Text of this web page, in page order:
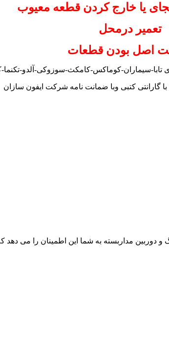
یا خارج کردن قطعه معیوب
تعمیر درمحل
اصل بودن قطعات
تابا-سیماران-کوماکس-کامکث-سوزوکی-آلدو-تکنما-
گارانتی کتبی وبا ضمانت نامه شرکت ایفون سازان
دوربین مداربسته به شما این اطمینان را می دهد